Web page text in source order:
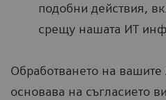
подобни действия,
срещу нашата ИТ
Обработването на
основава на съгласието